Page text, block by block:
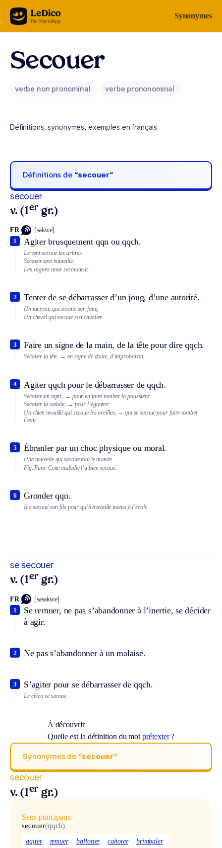
Aller au contenu Synonymes
Secouer
verbe non pronominal verbe prononominal
Définitions, synonymes, exemples en français
Définitions de “secouer“
secouer
v. (1er gr.)
FR [səkwe]
Agiter brusquement qqn ou qqch.
1
Le vent secoue les arbres.
Secouer une bouteille.
Les vagues nous secouaient.
Tenter de se débarrasser d’un joug, d’une autorité.
2
Un taureau qui secoue son joug.
Un cheval qui secoue son cavalier.
Faire un signe de la main, de la tête pour dire qqch.
3
Secouer la tête, → en signe de doute, d’improbation.
Agiter qqch pour le débarrasser de qqch.
4
Secouer un tapis, → pour en faire tomber la poussière.
Secouer la salade, → pour l’égoutter.
Un chien mouillé qui secoue les oreilles, → qui se secoue pour faire tomber
l’eau.
Ébranler par un choc physique ou moral.
5
Une nouvelle qui secoue tout le monde.
Fig. Fam. Cette maladie l’a bien secoué.
Gronder qqn.
6
Il a secoué son fils pour qu’il travaille mieux à l’école.
se secouer
v. (1er gr.)
FR [səsəkwe]
Se remuer, ne pas s’abandonner à l’inertie, se décider
à agir.
1
Ne pas s’abandonner à un malaise.
2
S’agiter pour se débarrasser de qqch.
3
Le chien se secoue.
À découvrir
Quelle est la définition du motprétexter?
Synonymes de “secouer“
secouer
v. (1er gr.)
Sens principaux
secouer(qqch)
agiter remuer ballotter cahoter
brimbaler